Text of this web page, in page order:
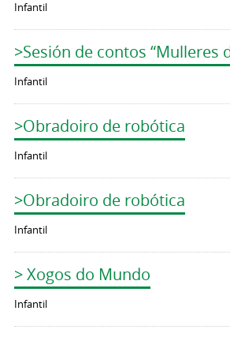
Infantil
>Sesión de contos “Mulleres
Infantil
>Obradoiro de robótica
Infantil
>Obradoiro de robótica
Infantil
> Xogos do Mundo
Infantil